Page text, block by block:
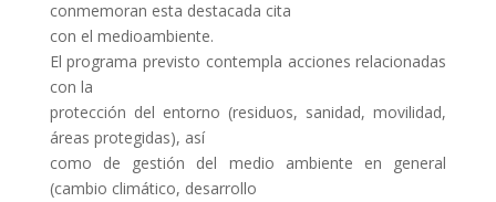
conmemoran esta destacada cita
con el medioambiente.
El programa previsto contempla acciones relacionadas
con la
protección del entorno (residuos, sanidad, movilidad,
áreas protegidas), así
como de gestión del medio ambiente en general
(cambio climático, desarrollo